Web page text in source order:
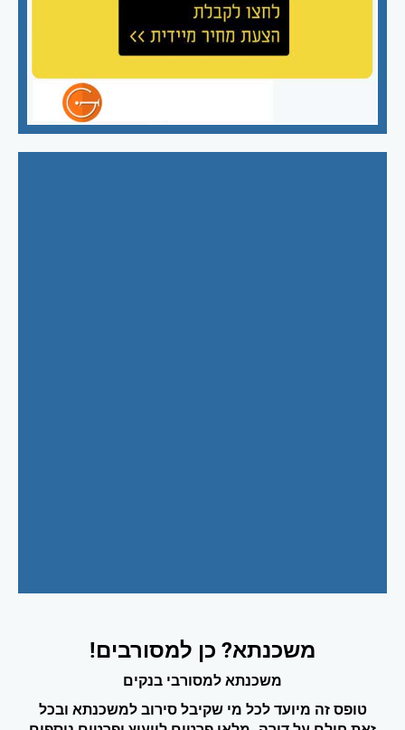
משכנתא? כן למסורבים!
משכנתא למסורבי בנקים
טופס זה מיועד לכל מי שקיבל סירוב למשכנתא ובכל